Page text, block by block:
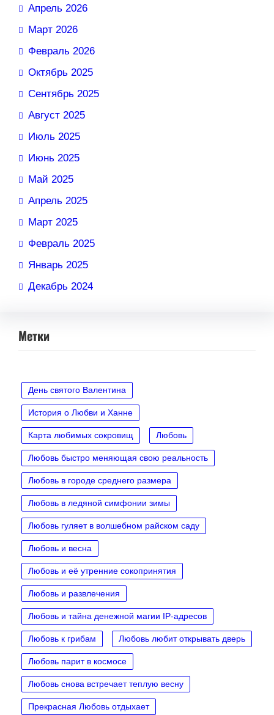
Апрель 2026
Март 2026
Февраль 2026
Октябрь 2025
Сентябрь 2025
Август 2025
Июль 2025
Июнь 2025
Май 2025
Апрель 2025
Март 2025
Февраль 2025
Январь 2025
Декабрь 2024
Метки
День святого Валентина
История о Любви и Ханне
Карта любимых сокровищ Любовь
Любовь быстро меняющая свою реальность
Любовь в городе среднего размера
Любовь в ледяной симфонии зимы
Любовь гуляет в волшебном райском саду
Любовь и весна
Любовь и её утренние сокопринятия
Любовь и развлечения
Любовь и тайна денежной магии IP‑адресов
Любовь к грибам Любовь любит открывать дверь
Любовь парит в космосе
Любовь снова встречает теплую весну
Прекрасная Любовь отдыхает